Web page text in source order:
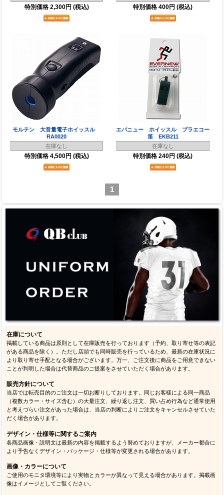
特別価格 2,300円 (税込) 特別価格 400円 (税込)
モルテン 大音量電子ホイッスル
RA0020
在庫なし
特別価格 4,500円 (税込)
エバニュー ホイッスル プラエコー
笛 EKB211
在庫なし
特別価格 240円 (税込)
1
在庫について
掲載している商品は原則として在庫販売を行っております（予約、取り寄せ等の表記
がある商品を除く）。ただし店頭でも同時販売を行っているため、最新の在庫状況に
より取り寄せ手配となる場合がございます。万一、ご注文後に商品をご用意できない
ことが判明した場合は代替商品のご提案をさせていただく場合があります。
販売方針について
当店では転売目的のご注文は一切お断りしております。同じお客様による同一商品
（複数カラー・サイズ含む）の大量注文、繰り返し注文、買い占め行為など通常使用
と考えづらい注文があった場合は、当店の判断によりご注文をキャンセルさせていた
だく場合があります。
デザイン・仕様等に関するご案内
各商品画像・説明文は最新の内容を掲載するよう努めておりますが、メーカー都合に
より予告なくデザイン・パッケージ・仕様等が変更される場合があります。
画像・カラーについて
ご使用のモニタ環境等により実物とカラーが異なって見える場合があります。掲載画
像はイメージとしてご覧ください。